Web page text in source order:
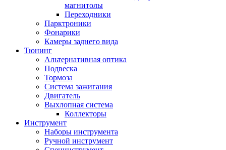
магнитолы
Переходники
Парктроники
Фонарики
Камеры заднего вида
Тюнинг
Альтернативная оптика
Подвеска
Тормоза
Система зажигания
Двигатель
Выхлопная система
Коллекторы
Инструмент
Наборы инструмента
Ручной инструмент